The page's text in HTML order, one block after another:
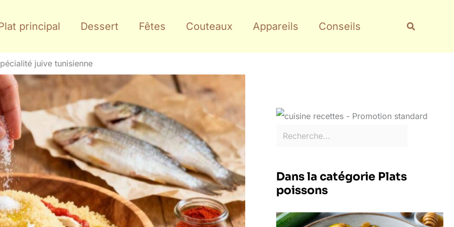
principal Dessert Fêtes Couteaux Appareils Conseils
juive tunisienne
Dans la catégorie Plats
poissons